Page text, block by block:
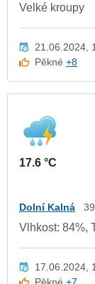
Velké kroupy
21.06.2024,
Pěkné+8
17.6 °C
Dolní Kalná
Vlhkost: 84%,
17.06.2024,